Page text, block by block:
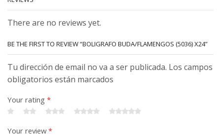
There are no reviews yet.
BE THE FIRST TO REVIEW “BOLIGRAFO BUDA/FLAMENGOS (5036) X24”
Tu dirección de email no va a ser publicada. Los campos
obligatorios están marcados
Your rating *
Your review*